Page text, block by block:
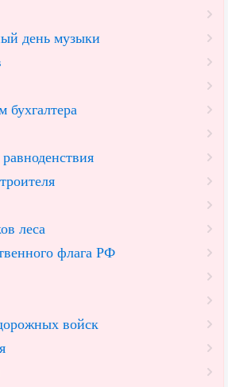
день музыки
бухгалтера
леса
флага РФ
войск